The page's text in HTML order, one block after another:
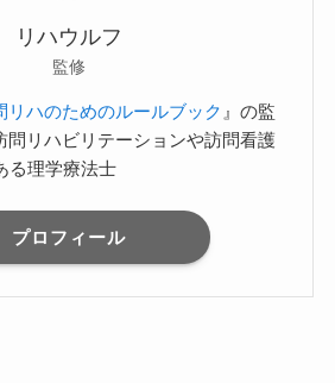
リハウルフ
監修
リハのためのルールブック 』の監
問リハビリテーションや訪問看護
る理学療法士
プロフィール